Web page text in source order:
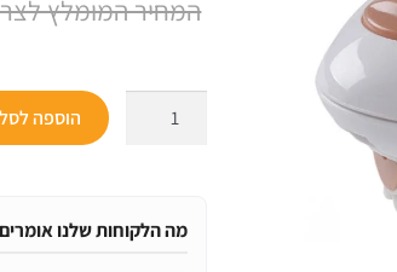
כמות
וטיפול
הוספה לסל
מה הלקוחות שלנו